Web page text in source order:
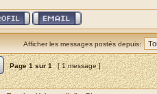
Afficher les messages postés depuis:
Page1sur1 [ 1 message ]